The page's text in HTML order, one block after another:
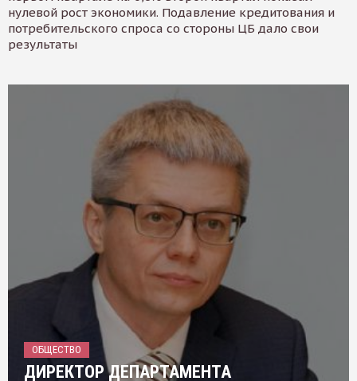
нулевой рост экономики. Подавление кредитования и
потребительского спроса со стороны ЦБ дало свои
результаты
ОБЩЕСТВО
ДИРЕКТОР ДЕПАРТАМЕНТА